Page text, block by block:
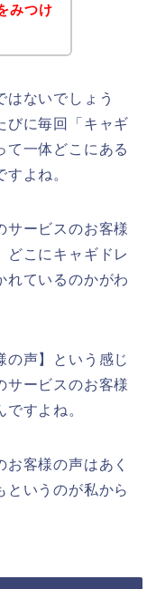
みつけ
はないでしょう
びに毎回「キャギ
て一体どこにある
よね。
サービスのお客様
どこにキャギドレ
れているのかがわ
声】という感じ
サービスのお客様
すよね。
客様の声はあく
というのが私から